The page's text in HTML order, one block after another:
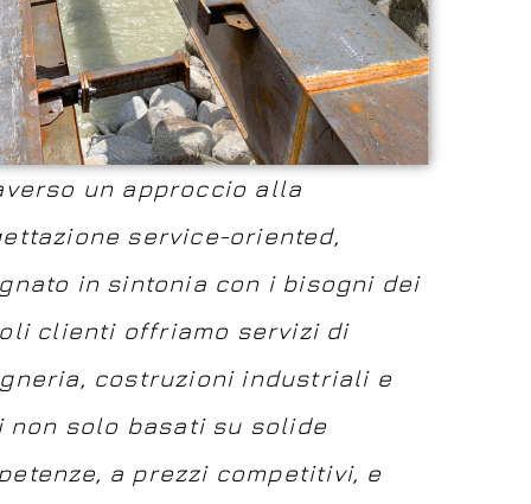
un approccio alla
service-oriented,
in sintonia con i bisogni dei
clienti offriamo servizi di
costruzioni industriali e
non solo basati su solide
a prezzi competitivi, e